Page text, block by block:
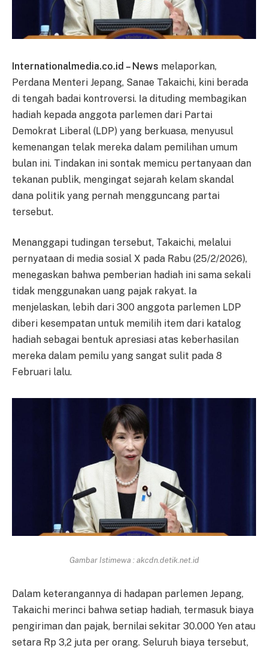
Internationalmedia.co.id – News melaporkan,
Perdana Menteri Jepang, Sanae Takaichi, kini berada
di tengah badai kontroversi. Ia dituding membagikan
hadiah kepada anggota parlemen dari Partai
Demokrat Liberal (LDP) yang berkuasa, menyusul
kemenangan telak mereka dalam pemilihan umum
bulan ini. Tindakan ini sontak memicu pertanyaan dan
tekanan publik, mengingat sejarah kelam skandal
dana politik yang pernah mengguncang partai
tersebut.
Menanggapi tudingan tersebut, Takaichi, melalui
pernyataan di media sosial X pada Rabu (25/2/2026),
menegaskan bahwa pemberian hadiah ini sama sekali
tidak menggunakan uang pajak rakyat. Ia
menjelaskan, lebih dari 300 anggota parlemen LDP
diberi kesempatan untuk memilih item dari katalog
hadiah sebagai bentuk apresiasi atas keberhasilan
mereka dalam pemilu yang sangat sulit pada 8
Februari lalu.
Gambar Istimewa : akcdn.detik.net.id
Dalam keterangannya di hadapan parlemen Jepang,
Takaichi merinci bahwa setiap hadiah, termasuk biaya
pengiriman dan pajak, bernilai sekitar 30.000 Yen atau
setara Rp 3,2 juta per orang. Seluruh biaya tersebut,